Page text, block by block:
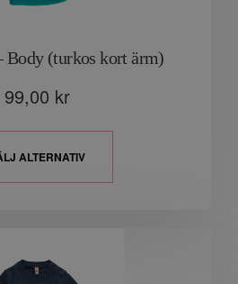
Body (turkos kort ärm)
99,00 kr
ALTERNATIV